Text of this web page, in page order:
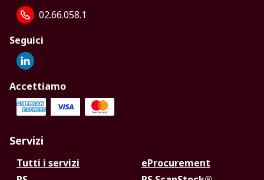
02.66.058.1
Seguici
Accettiamo
Servizi
Tutti i servizi
eProcurement